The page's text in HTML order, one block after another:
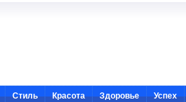
Стиль Красота Здоровье Успех